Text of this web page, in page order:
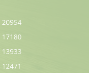
20954
17180
13933
12471